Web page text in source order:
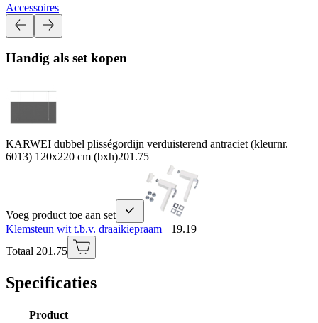
Accessoires
Handig als set kopen
KARWEI dubbel plisségordijn verduisterend antraciet (kleurnr.
6013) 120x220 cm (bxh)201.75
Voeg product toe aan set
Klemsteun wit t.b.v. draaikiepraam+ 19.19
Totaal 201.75
Specificaties
Product